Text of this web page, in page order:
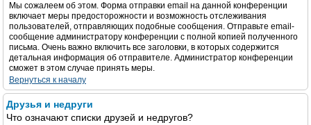
Мы сожалеем об этом. Форма отправки email на данной конференции
включает меры предосторожности и возможность отслеживания
пользователей, отправляющих подобные сообщения. Отправьте email-
сообщение администратору конференции с полной копией полученного
письма. Очень важно включить все заголовки, в которых содержится
детальная информация об отправителе. Администратор конференции
сможет в этом случае принять меры.
Вернуться к началу
Друзья и недруги
Что означают списки друзей и недругов?